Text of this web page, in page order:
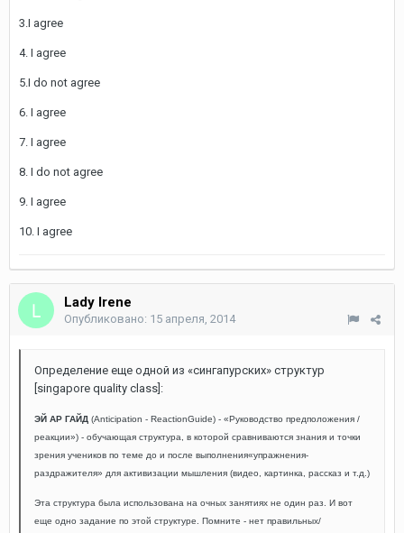
3.I agree
4. I agree
5.I do not agree
6. I agree
7. I agree
8. I do not agree
9. I agree
10. I agree
Lady Irene
Опубликовано: 15 апреля, 2014
Определение еще одной из «сингапурских» структур
[singapore quality class]:
ЭЙ АР ГАЙД (Anticipation - ReactionGuide) - «Руководство предположения /
реакции») - обучающая структура, в которой сравниваются знания и точки
зрения учеников по теме до и после выполнения«упражнения-
раздражителя» для активизации мышления (видео, картинка, рассказ и т.д.)
Эта структура была использована на очных занятиях не один раз. И вот
еще одно задание по этой структуре. Помните - нет правильных/